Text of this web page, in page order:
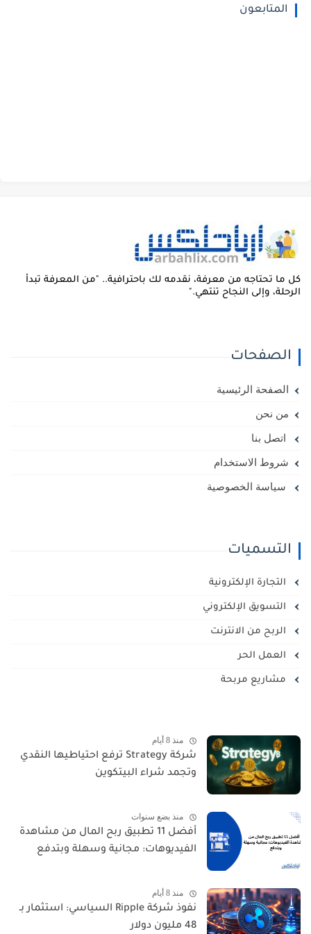
المتابعون
ما تحتاجه من معرفة، نقدمه لك باحترافية.. "من المعرفة تبدأ
وإلى النجاح تنتهي."
الصفحات
الصفحة الرئيسية
من نحن
اتصل بنا
شروط الاستخدام
سياسة الخصوصية
التسميات
التجارة الإلكترونية
التسويق الإلكتروني
الربح من الانترنت
العمل الحر
مشاريع مربحة
منذ 8 أيام
شركة Strategy ترفع احتياطيها النقدي
وتجمد شراء البيتكوين
منذ بضع سنوات
أفضل 11 تطبيق ربح المال من مشاهدة
الفيديوهات: مجانية وسهلة وبتدفع
منذ 8 أيام
نفوذ شركة Ripple السياسي: استثمار بـ
48 مليون دولار